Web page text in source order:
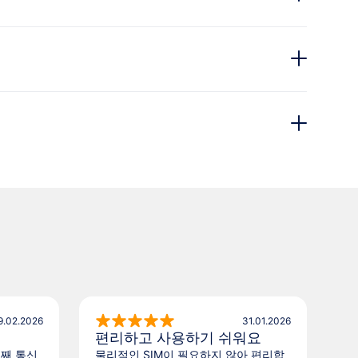
통신
31.01.2026
편리하고 사용하기 쉬워요
물리적인 SIM이 필요하지 않아 편리합